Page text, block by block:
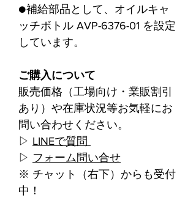
●補給部品として、オイルキャ
ッチボトル AVP-6376-01 を設定
しています。
ご購入について
販売価格（工場向け・業販割引
あり）や在庫状況等お気軽にお
問い合わせください。
▷ LINEで質問
▷ フォーム問い合せ
※ チャット（右下）からも受付
中！